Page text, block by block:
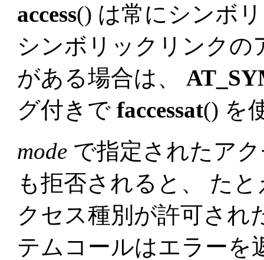
access() は常にシンボ
シンボリックリンクの
がある場合は、
グ付きでfaccessat() を
mode で指定されたア
も拒否されると、 た
クセス種別が許可され
テムコールはエラーを